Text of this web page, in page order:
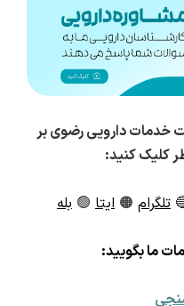
خدمات دارویی رضوی بر
کلیک کنید:
تلگرام 🟠 ایتا 🟢 بله
ما بگویید: